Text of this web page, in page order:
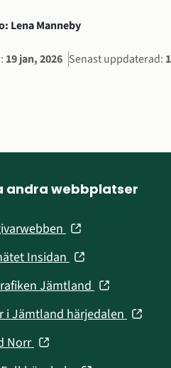
Lena Manneby
19 jan, 2026 Senast uppdaterad:
andra webbplatser
(öppnas
nytt
fönster)
Insidan (öppnas
nytt
fönster)
Jämtland (öppnas
nytt
i Jämtland härjedalen (öppnas
Norr (öppnas